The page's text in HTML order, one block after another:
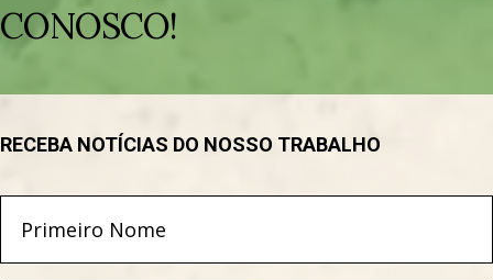
CONOSCO!
RECEBA NOTÍCIAS DO NOSSO TRABALHO